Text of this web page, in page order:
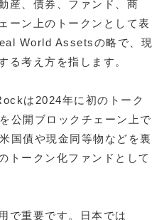
産、債券、ファンド、商
ーン上のトークンとして表
World Assetsの略で、現
る考え方を指します。
は2024年に初のトーク
公開ブロックチェーン上で
国債や現金同等物などを裏
トークン化ファンドとして
で重要です。日本では